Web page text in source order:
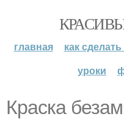
главная как
уроки
Краска